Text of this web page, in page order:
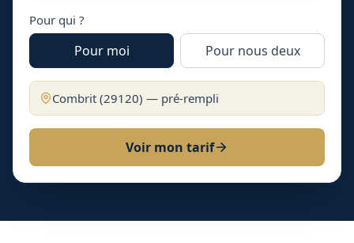
Pour qui ?
Pour moi Pour nous deux
Combrit (29120) — pré-rempli
Voir mon tarif